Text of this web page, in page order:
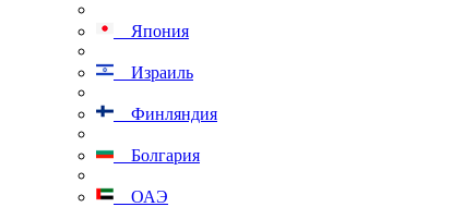
Япония
Израиль
Финляндия
Болгария
ОАЭ